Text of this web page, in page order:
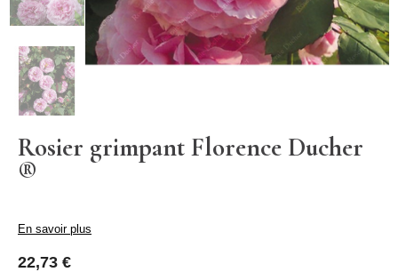
Rosier grimpant Florence Ducher
®
En savoir plus
22,73 €